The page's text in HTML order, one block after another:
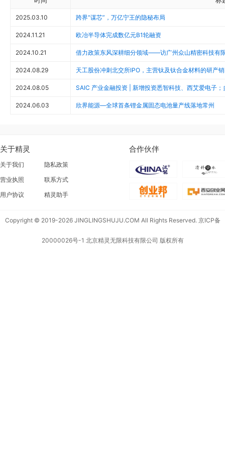
2025.03.10 跨界“谋芯”，万亿宁王的隐秘布局
2024.11.21 欧冶半导体完成数亿元B1轮融资
2024.10.21 借力政策东风深耕细分领域——访广州众山精密科技有
2024.08.29 天工股份冲刺北交所IPO，主营钛及钛合金材料的研产销
2024.08.05 SAIC 产业金融投资 | 新增投资悉智科技、西艾爱电子
2024.06.03 欣界能源—全球首条锂金属固态电池量产线落地常州
关于精灵
关于我们
营业执照
用户协议
隐私政策
联系方式
精灵助手
合作伙伴
Copyright © 2019-2026 JINGLINGSHUJU.COM All Rights Reserved.京ICP备
20000026号-1 北京精灵无限科技有限公司 版权所有